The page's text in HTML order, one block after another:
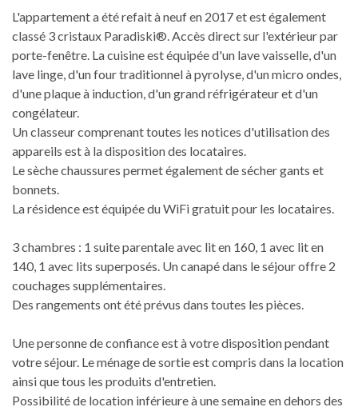
L'appartement a été refait à neuf en 2017 et est également
classé 3 cristaux Paradiski®. Accès direct sur l'extérieur par
porte-fenêtre. La cuisine est équipée d'un lave vaisselle, d'un
lave linge, d'un four traditionnel à pyrolyse, d'un micro ondes,
d'une plaque à induction, d'un grand réfrigérateur et d'un
congélateur.
Un classeur comprenant toutes les notices d'utilisation des
appareils est à la disposition des locataires.
Le sèche chaussures permet également de sécher gants et
bonnets.
La résidence est équipée du WiFi gratuit pour les locataires.
3 chambres : 1 suite parentale avec lit en 160, 1 avec lit en
140, 1 avec lits superposés. Un canapé dans le séjour offre 2
couchages supplémentaires.
Des rangements ont été prévus dans toutes les pièces.
Une personne de confiance est à votre disposition pendant
votre séjour. Le ménage de sortie est compris dans la location
ainsi que tous les produits d'entretien.
Possibilité de location inférieure à une semaine en dehors des